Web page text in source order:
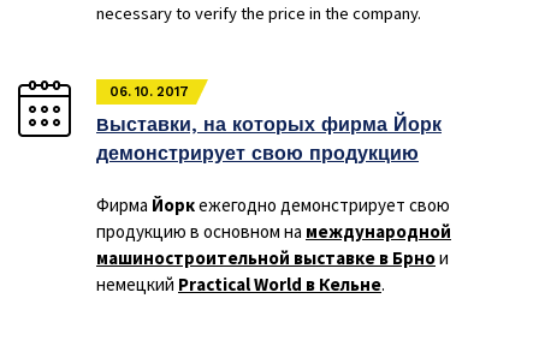
necessary to verify the price in the company.
06. 10. 2017
Bыставки, на которых фирма Йорк
демонстрирует свою продукцию
Фирма Йоркежегодно демонстрирует свою
продукцию в основном на международной
машиностроительной выставке в Брнои
немецкий Practical World в Кельне.